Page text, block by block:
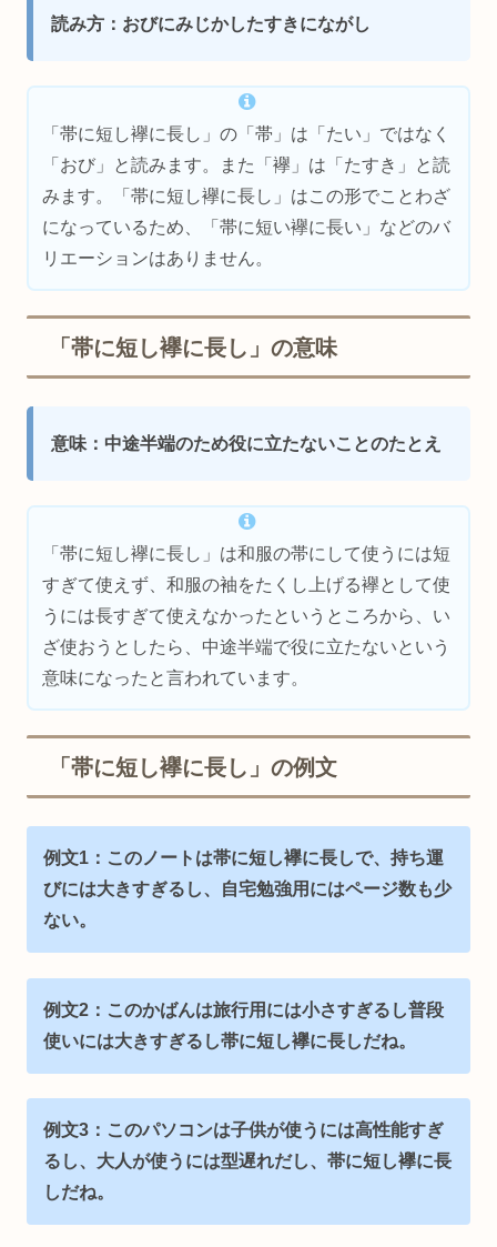
読み方：おびにみじかしたすきにながし
「帯に短し襷に長し」の「帯」は「たい」ではなく
「おび」と読みます。また「襷」は「たすき」と読
みます。「帯に短し襷に長し」はこの形でことわざ
になっているため、「帯に短い襷に長い」などのバ
リエーションはありません。
「帯に短し襷に長し」の意味
意味：中途半端のため役に立たないことのたとえ
「帯に短し襷に長し」は和服の帯にして使うには短
すぎて使えず、和服の袖をたくし上げる襷として使
うには長すぎて使えなかったというところから、い
ざ使おうとしたら、中途半端で役に立たないという
意味になったと言われています。
「帯に短し襷に長し」の例文
例文1：このノートは帯に短し襷に長しで、持ち運
びには大きすぎるし、自宅勉強用にはページ数も少
ない。
例文2：このかばんは旅行用には小さすぎるし普段
使いには大きすぎるし帯に短し襷に長しだね。
例文3：このパソコンは子供が使うには高性能すぎ
るし、大人が使うには型遅れだし、帯に短し襷に長
しだね。